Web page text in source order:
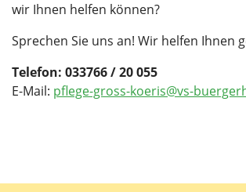
wir Ihnen helfen können?
Sprechen Sie uns an! Wir helfen Ihnen
Telefon: 033766 / 20 055
E-Mail: pflege-gross-koeris@vs-